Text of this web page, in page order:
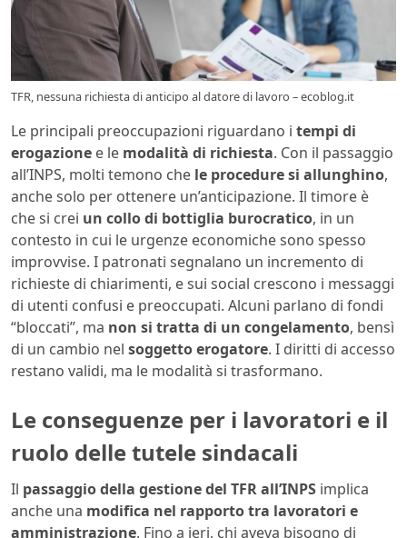
TFR, nessuna richiesta di anticipo al datore di lavoro – ecoblog.it
Le principali preoccupazioni riguardano i tempi di
erogazione e le modalità di richiesta. Con il passaggio
all’INPS, molti temono che le procedure si allunghino,
anche solo per ottenere un’anticipazione. Il timore è
che si crei un collo di bottiglia burocratico, in un
contesto in cui le urgenze economiche sono spesso
improvvise. I patronati segnalano un incremento di
richieste di chiarimenti, e sui social crescono i messaggi
di utenti confusi e preoccupati. Alcuni parlano di fondi
“bloccati”, ma non si tratta di un congelamento, bensì
di un cambio nel soggetto erogatore. I diritti di accesso
restano validi, ma le modalità si trasformano.
Le conseguenze per i lavoratori e il
ruolo delle tutele sindacali
Il passaggio della gestione del TFR all’INPS implica
anche una modifica nel rapporto tra lavoratori e
amministrazione. Fino a ieri, chi aveva bisogno di